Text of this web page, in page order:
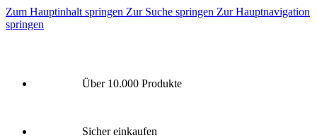
Zum Hauptinhalt springen Zur Suche springen Zur Hauptnavigation
springen
Über 10.000 Produkte
Sicher einkaufen